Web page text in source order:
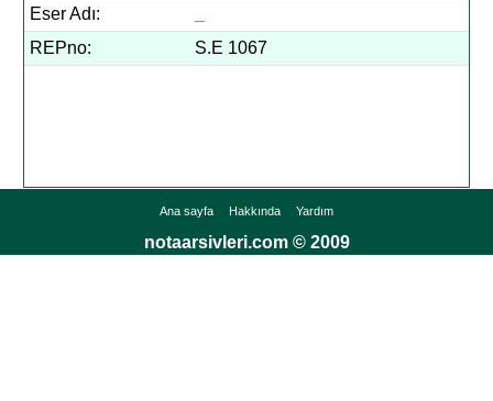
Eser Adı:
REPno:
S.E 1067
Ana sayfa Hakkında Yardım
notaarsivleri.com © 2009